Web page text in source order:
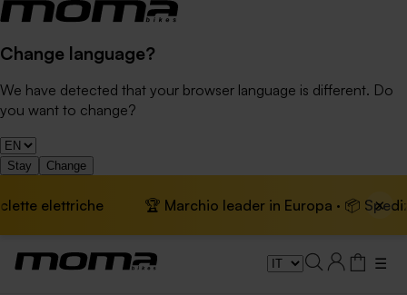
Change language?
We have detected that your browser language is different. Do
you want to change?
Stay Change
🏆 Marchio leader in Europa · 📦 Spedizione
×
☰